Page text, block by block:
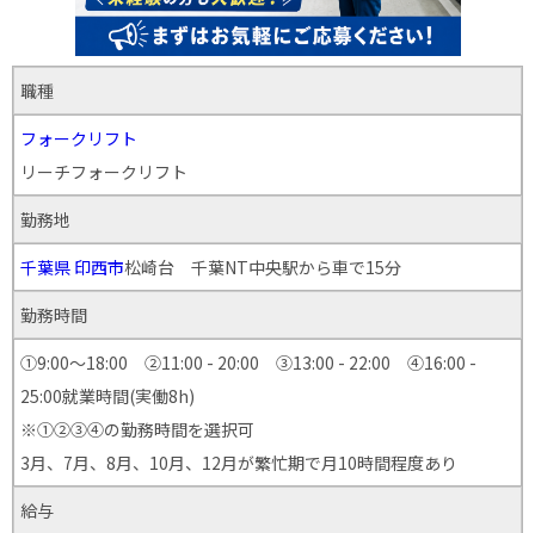
職種
フォークリフト
リーチフォークリフト
勤務地
千葉県 印西市松崎台 千葉NT中央駅から車で15分
勤務時間
①9:00～18:00 ②11:00 - 20:00 ③13:00 - 22:00 ④16:00 -
25:00就業時間(実働8h)
※①②③④の勤務時間を選択可
3月、7月、8月、10月、12月が繁忙期で月10時間程度あり
給与